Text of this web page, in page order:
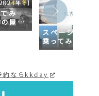
み
の屋台
スペーシアXと
乗ってみた！【
編】｜日光ぶら
約ならkkday